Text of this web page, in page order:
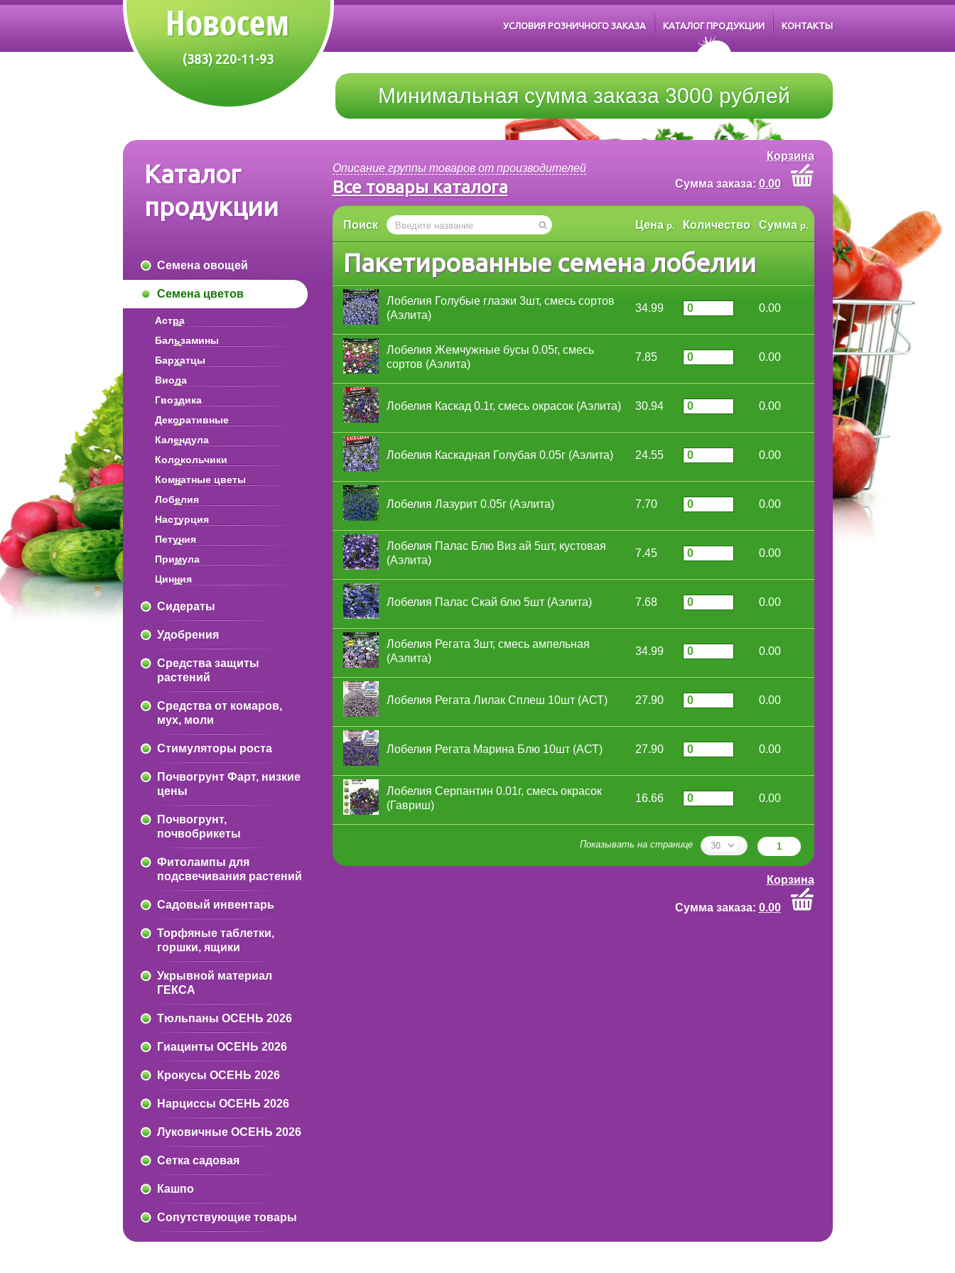
(383) 220-11-93
УСЛОВИЯ РОЗНИЧНОГО ЗАКАЗА КАТАЛОГ ПРОДУКЦИИ КОНТАКТЫ
Минимальная сумма заказа 3000 рублей
Каталог
продукции
Семена овощей
Семена цветов
Астра
Бальзамины
Бархатцы
Виола
Гвоздика
Декоративные
Календула
Колокольчики
Комнатные цветы
Лобелия
Настурция
Петуния
Примула
Цинния
Сидераты
Удобрения
Средства защиты
растений
Средства от комаров,
мух, моли
Стимуляторы роста
Почвогрунт Фарт, низкие
цены
Почвогрунт,
почвобрикеты
Фитолампы для
подсвечивания растений
Садовый инвентарь
Торфяные таблетки,
горшки, ящики
Укрывной материал
ГЕКСА
Тюльпаны ОСЕНЬ 2026
Гиацинты ОСЕНЬ 2026
Крокусы ОСЕНЬ 2026
Нарциссы ОСЕНЬ 2026
Луковичные ОСЕНЬ 2026
Сетка садовая
Кашпо
Сопутствующие товары
Описание группы товаров от производителей
Все товары каталога
Корзина
Cумма заказа: 0.00
Поиск Цена р. Количество Сумма р.
Пакетированные семена лобелии
Лобелия Голубые глазки 3шт, смесь сортов
(Аэлита)
34.99 0.00
Лобелия Жемчужные бусы 0.05г, смесь
сортов (Аэлита)
7.85 0.00
Лобелия Каскад 0.1г, смесь окрасок (Аэлита) 30.94 0.00
Лобелия Каскадная Голубая 0.05г (Аэлита) 24.55 0.00
Лобелия Лазурит 0.05г (Аэлита) 7.70 0.00
Лобелия Палас Блю Виз ай 5шт, кустовая
(Аэлита)
7.45 0.00
Лобелия Палас Скай блю 5шт (Аэлита) 7.68 0.00
Лобелия Регата 3шт, смесь ампельная
(Аэлита)
34.99 0.00
Лобелия Регата Лилак Сплеш 10шт (АСТ) 27.90 0.00
Лобелия Регата Марина Блю 10шт (АСТ) 27.90 0.00
Лобелия Серпантин 0.01г, смесь окрасок
(Гавриш)
16.66 0.00
Показывать на странице 1
Корзина
Cумма заказа: 0.00